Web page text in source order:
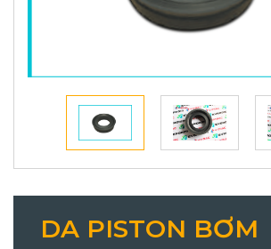
DA PISTON BƠM